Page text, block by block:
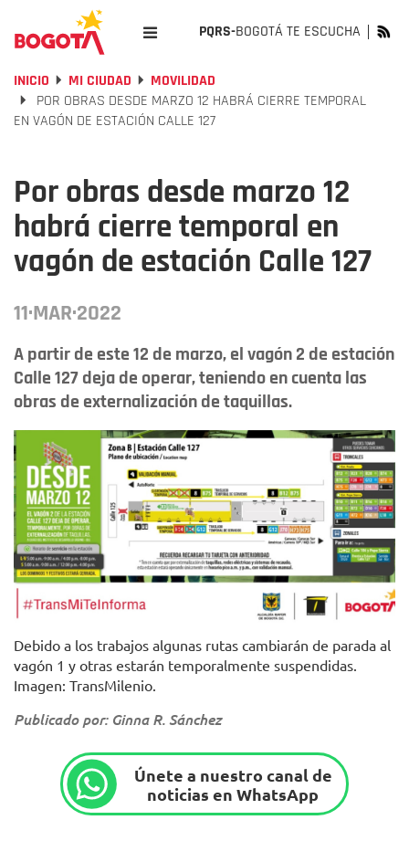
PQRS-BOGOTÁ TE ESCUCHA
INICIO MI CIUDAD
MOVILIDAD
POR OBRAS DESDE MARZO 12 HABRÁ CIERRE TEMPORAL
EN VAGÓN DE ESTACIÓN CALLE 127
Por obras desde marzo 12
habrá cierre temporal en
vagón de estación Calle 127
11·MAR·2022
A partir de este 12 de marzo, el vagón 2 de estación
Calle 127 deja de operar, teniendo en cuenta las
obras de externalización de taquillas.
Debido a los trabajos algunas rutas cambiarán de parada al
vagón 1 y otras estarán temporalmente suspendidas.
Imagen: TransMilenio.
Publicado por: Ginna R. Sánchez
Únete a nuestro canal de
noticias en WhatsApp